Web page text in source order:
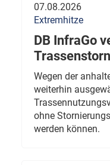
07.08.2026
Extremhitze
DB InfraGo
Wegen der
weiterhin
ohne
werden können.